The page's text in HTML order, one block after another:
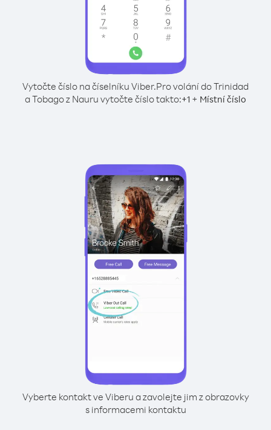
Vytočte číslo na číselníku Viber.Pro volání do Trinidad
a Tobago z Nauru vytočte číslo takto:+1 + Místní číslo
Vyberte kontakt ve Viberu a zavolejte jim z obrazovky
s informacemi kontaktu